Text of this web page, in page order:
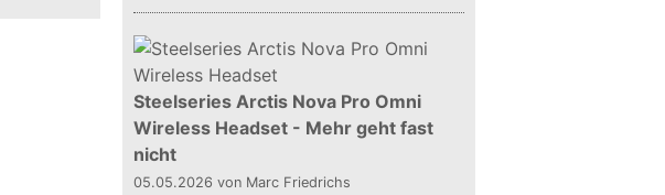
Steelseries Arctis Nova Pro Omni
Wireless Headset - Mehr geht fast
nicht
05.05.2026 von Marc Friedrichs